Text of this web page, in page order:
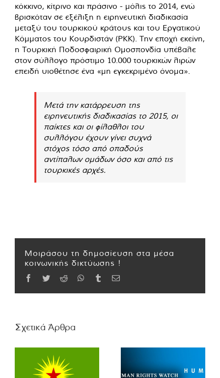
κόκκινο, κίτρινο και πράσινο - μόλις το 2014, ενώ
βρισκόταν σε εξέλιξη η ειρηνευτική διαδικασία
μεταξύ του τουρκικού κράτους και του Εργατικού
Κόμματος του Κουρδιστάν (PKK). Την εποχή εκείνη,
η Τουρκική Ποδοσφαιρική Ομοσπονδία υπέβαλε
στον σύλλογο πρόστιμο 10.000 τουρκικών λιρών
επειδή υιοθέτησε ένα «μη εγκεκριμένο όνομα».
Μετά την κατάρρευση της
ειρηνευτικής διαδικασίας το 2015, οι
παίκτες και οι φίλαθλοι του
συλλόγου έχουν γίνει συχνά
στόχος τόσο από οπαδούς
αντίπαλων ομάδων όσο και από τις
τουρκικές αρχές.
Μοιράσου τη δημοσίευση στα μέσα
κοινωνικής δικτύωσης !
Facebook
TwitterReddit WhatsApp
TumblrEmail
Σχετικά Άρθρα